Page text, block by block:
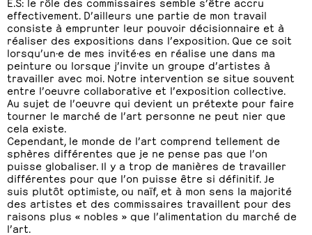
effectivement. D’ailleurs une partie de mon travail
consiste à emprunter leur pouvoir décisionnaire et à
réaliser des expositions dans l’exposition. Que ce soit
lorsqu’un·e de mes invité·es en réalise une dans ma
peinture ou lorsque j’invite un groupe d’artistes à
travailler avec moi. Notre intervention se situe souvent
entre l’oeuvre collaborative et l’exposition collective.
Au sujet de l’oeuvre qui devient un prétexte pour faire
tourner le marché de l’art personne ne peut nier que
cela existe.
Cependant, le monde de l’art comprend tellement de
sphères différentes que je ne pense pas que l’on
puisse globaliser. Il y a trop de manières de travailler
différentes pour que l’on puisse être si définitif. Je
suis plutôt optimiste, ou naïf, et à mon sens la majorité
des artistes et des commissaires travaillent pour des
raisons plus « nobles » que l’alimentation du marché de
l’art.